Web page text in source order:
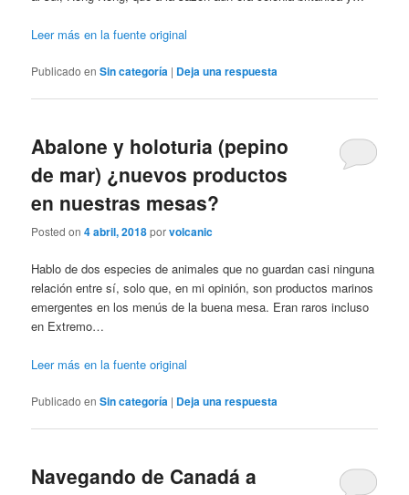
Leer más en la fuente original
Publicado en Sin categoría | Deja una respuesta
Abalone y holoturia (pepino
de mar) ¿nuevos productos
en nuestras mesas?
Posted on4 abril, 2018porvolcanic
Hablo de dos especies de animales que no guardan casi ninguna
relación entre sí, solo que, en mi opinión, son productos marinos
emergentes en los menús de la buena mesa. Eran raros incluso
en Extremo…
Leer más en la fuente original
Publicado en Sin categoría | Deja una respuesta
Navegando de Canadá a